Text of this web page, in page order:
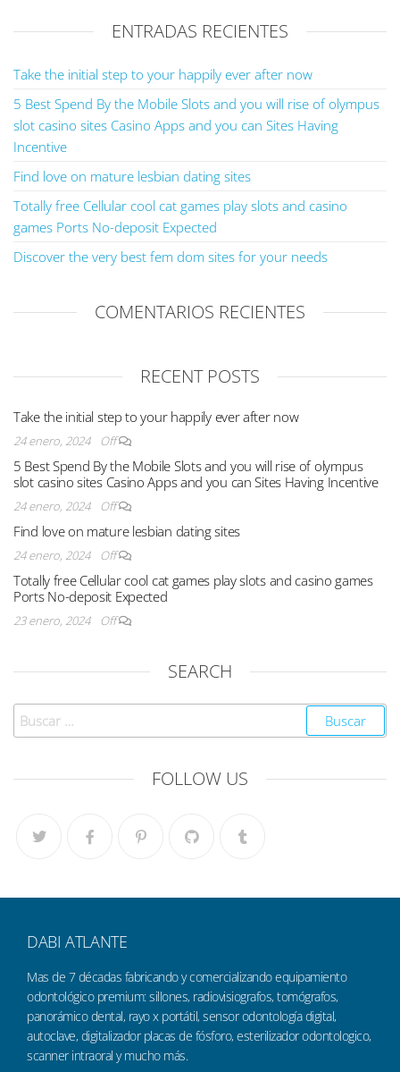
ENTRADAS RECIENTES
Take the initial step to your happily ever after now
5 Best Spend By the Mobile Slots and you will rise of olympus
slot casino sites Casino Apps and you can Sites Having
Incentive
Find love on mature lesbian dating sites
Totally free Cellular cool cat games play slots and casino
games Ports No-deposit Expected
Discover the very best fem dom sites for your needs
COMENTARIOS RECIENTES
RECENT POSTS
Take the initial step to your happily ever after now
24 enero, 2024 Off
5 Best Spend By the Mobile Slots and you will rise of olympus
slot casino sites Casino Apps and you can Sites Having Incentive
24 enero, 2024 Off
Find love on mature lesbian dating sites
24 enero, 2024 Off
Totally free Cellular cool cat games play slots and casino games
Ports No-deposit Expected
23 enero, 2024 Off
SEARCH
FOLLOW US
DABI ATLANTE
Mas de 7 décadas fabricando y comercializando equipamiento
odontológico premium: sillones, radiovisiografos, tomógrafos,
panorámico dental, rayo x portátil, sensor odontología digital,
autoclave, digitalizador placas de fósforo, esterilizador odontologico,
scanner intraoral y mucho más.